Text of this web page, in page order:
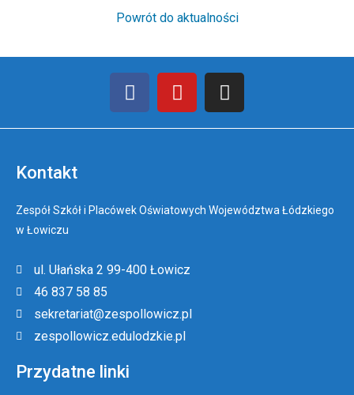
Powrót do aktualności
Kontakt
Zespół Szkół i Placówek Oświatowych Województwa Łódzkiego
w Łowiczu
ul. Ułańska 2 99-400 Łowicz
46 837 58 85
sekretariat@zespollowicz.pl
zespollowicz.edulodzkie.pl
Przydatne linki